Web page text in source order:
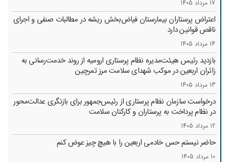
17 مرداد 1405
اعتراض پرستاران بیمارستان فیاض‌بخش ریشه در مطالبات صنفی و اجرای
ناقص قوانین دارد
14 مرداد 1405
بازدید رئیس هیئت‌مدیره نظام پرستاری ارومیه از روند خدمت‌رسانی به
زائران اربعین در موکب شهدای سلامت مرز تمرچین
13 مرداد 1405
درخواست سازمان نظام پرستاری از رئیس‌جمهور برای بازنگری عدالت‌محور
در نظام پرداخت به پرستاران و کارکنان سلامت
12 مرداد 1405
حاضر نیستم حس خادمی اربعین را با هیچ چیز عوض کنم
10 مرداد 1405